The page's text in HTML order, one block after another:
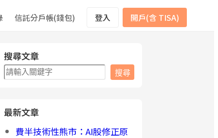
信託分戶帳(錢包) 登入 開戶(含 TISA)
搜尋文章
搜
尋
搜尋
最新文章
費半技術性熊市：AI股修正原